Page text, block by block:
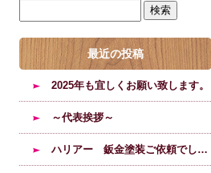
最近の投稿
2025年も宜しくお願い致します。
～代表挨拶～
ハリアー 鈑金塗装ご依頼でした。